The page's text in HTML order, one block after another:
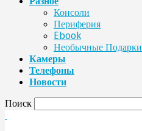
Консоли
Периферия
Ebook
Необычные Подарки
Камеры
Телефоны
Новости
Поиск